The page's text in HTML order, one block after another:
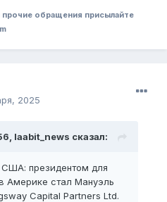
обращения присылайте
2025
laabit_news сказал:
США: президентом для
Америке стал Мануэль
Capital Partners Ltd.